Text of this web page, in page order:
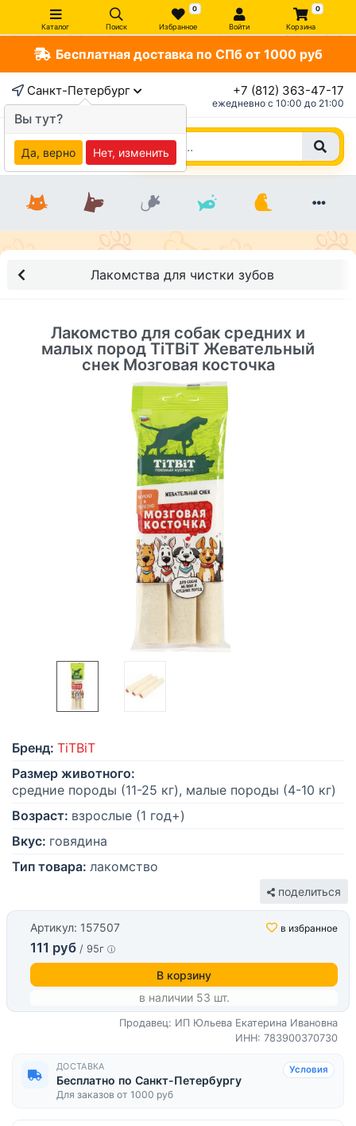
Каталог Поиск
0
Избранное Войти
0
Корзина
Бесплатная доставка по СПб от 1000 руб
Санкт-Петербург +7 (812) 363-47-17
ежедневно c 10:00 до 21:00
Лакомства для чистки зубов
Лакомство для собак средних и
малых пород TiTBiT Жевательный
снек Мозговая косточка
Бренд: TiTBiT
Размер животного:
средние породы (11-25 кг), малые породы (4-10 кг)
Возраст: взрослые (1 год+)
Вкус: говядина
Тип товара: лакомство
поделиться
Артикул: 157507 в избранное
111 руб / 95г
В корзину
в наличии 53 шт.
Продавец: ИП Юльева Екатерина Ивановна
ИНН: 783900370730
ДОСТАВКА
Бесплатно по Санкт-Петербургу
Для заказов от 1000 руб
Условия
Вы тут?
Да, верно Нет, изменить